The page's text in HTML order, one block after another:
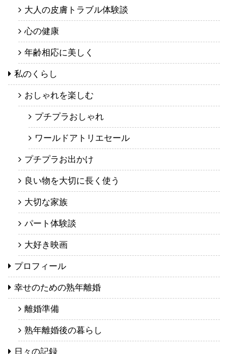
大人の皮膚トラブル体験談
心の健康
年齢相応に美しく
私のくらし
おしゃれを楽しむ
プチプラおしゃれ
ワールドアトリエセール
プチプラお出かけ
良い物を大切に長く使う
大切な家族
パート体験談
大好き映画
プロフィール
幸せのための熟年離婚
離婚準備
熟年離婚後の暮らし
日々の記録